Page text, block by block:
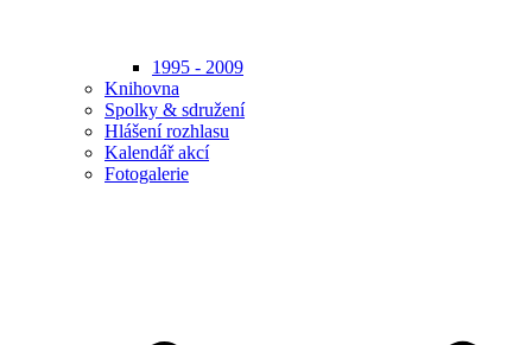
1995 - 2009
Knihovna
Spolky & sdružení
Hlášení rozhlasu
Kalendář akcí
Fotogalerie